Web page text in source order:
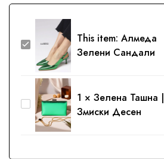
Алмеда
Зелени
Сандали
This item: Алмеда
Зелени Сандали
Зелена
Ташна
1 × Зелена Ташна |
Змиски Десен